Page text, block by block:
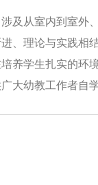
及从室内到室外
、理论与实践相
养学生扎实的环
大幼教工作者自学